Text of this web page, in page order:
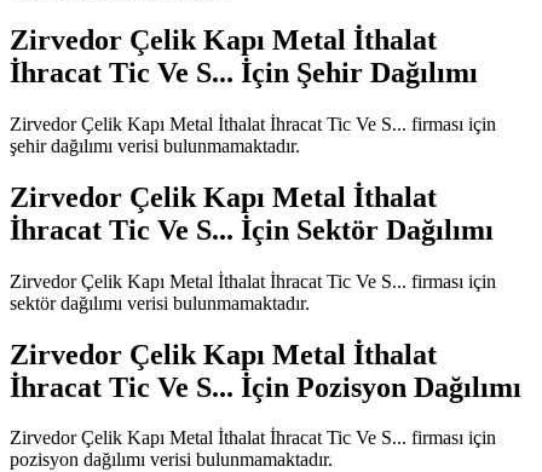
Zirvedor Çelik Kapı Metal İthalat
İhracat Tic Ve S... İçin Şehir Dağılımı
Zirvedor Çelik Kapı Metal İthalat İhracat Tic Ve S... firması için
şehir dağılımı verisi bulunmamaktadır.
Zirvedor Çelik Kapı Metal İthalat
İhracat Tic Ve S... İçin Sektör Dağılımı
Zirvedor Çelik Kapı Metal İthalat İhracat Tic Ve S... firması için
sektör dağılımı verisi bulunmamaktadır.
Zirvedor Çelik Kapı Metal İthalat
İhracat Tic Ve S... İçin Pozisyon Dağılımı
Zirvedor Çelik Kapı Metal İthalat İhracat Tic Ve S... firması için
pozisyon dağılımı verisi bulunmamaktadır.